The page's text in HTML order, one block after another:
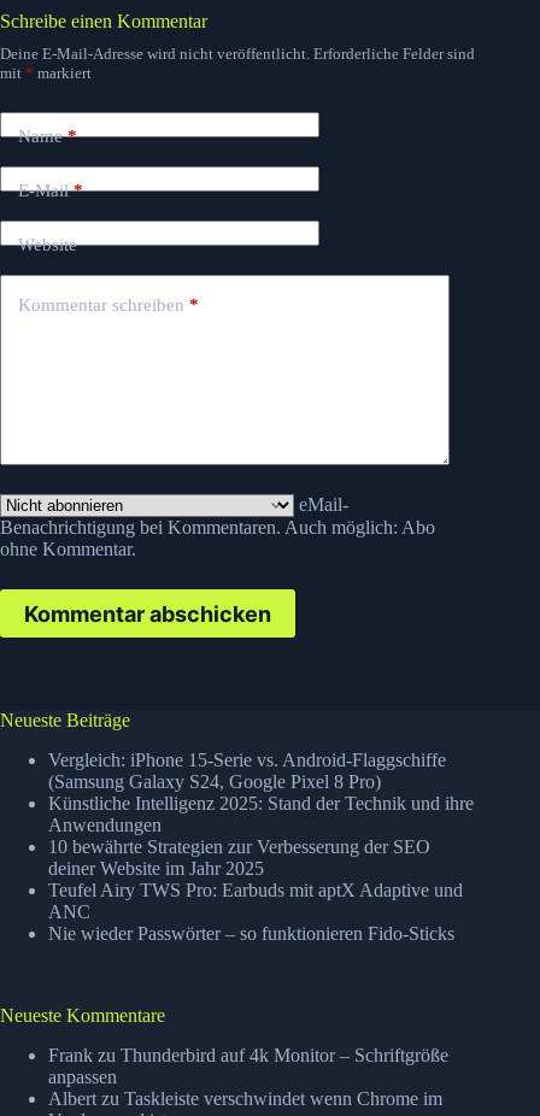
Schreibe einen Kommentar
Deine E-Mail-Adresse wird nicht veröffentlicht. Erforderliche Felder sind
mit * markiert
Name*
E-Mail*
Website
Kommentar schreiben *
eMail-
Benachrichtigung bei Kommentaren. Auch möglich: Abo
ohne Kommentar.
Kommentar abschicken
Neueste Beiträge
Vergleich: iPhone 15-Serie vs. Android-Flaggschiffe
(Samsung Galaxy S24, Google Pixel 8 Pro)
Künstliche Intelligenz 2025: Stand der Technik und ihre
Anwendungen
10 bewährte Strategien zur Verbesserung der SEO
deiner Website im Jahr 2025
Teufel Airy TWS Pro: Earbuds mit aptX Adaptive und
ANC
Nie wieder Passwörter – so funktionieren Fido-Sticks
Neueste Kommentare
Frank zu Thunderbird auf 4k Monitor – Schriftgröße
anpassen
Albert zu Taskleiste verschwindet wenn Chrome im